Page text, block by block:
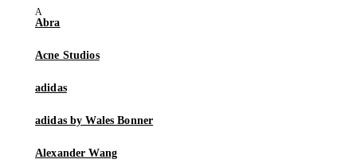
Abra
Acne Studios
adidas
adidas by Wales Bonner
Alexander Wang